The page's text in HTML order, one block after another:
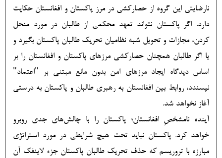
نارضایتی این گروه از حصارکشی در مرز پاکستان و افغانستان حکایت
دارد. اگر پاکستان نتواند تعهد محکمی از طالبان در مورد منحل‏
کردن، مجازات و تحویل شبه‏ نظامیان تحریک طالبان پاکستان بگیرد و
یا اگر طالبان همچنان حصارکشی مرزهای پاکستان و افغانستان را بر
اساس دیدگاه ایجاد مرزهای امن بدون مانع مبتنی بر "اعتماد"
نپسندد، روابط بین افغانستان به رهبری طالبان و پاکستان به درستی
آغاز نخواهد شد.
آینده نامشخصِ افغانستان؛ پاکستان را با چالش‏‌های جدی روبرو
خواهد کرد. پاکستان نباید تحت هیچ شرایطی در مورد استراتژی
مبارزه با تروریسم که حذف تحریک طالبان پاکستان جزء لاینفک آن